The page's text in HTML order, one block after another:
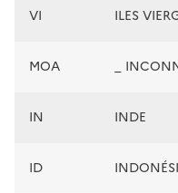
VI ILES
MOA _
IN INDE
ID